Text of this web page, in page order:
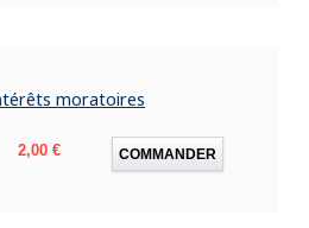
moratoires
Prix
2,00 € COMMANDER